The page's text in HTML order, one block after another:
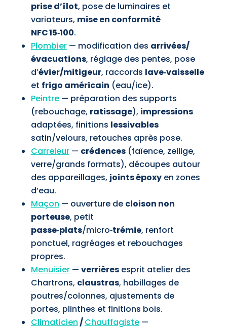
prise d’îlot, pose de luminaires et
variateurs, mise en conformité
NFC 15‑100.
Plombier— modification des arrivées/
évacuations, réglage des pentes, pose
d’évier/mitigeur, raccords lave‑vaisselle
et frigo américain (eau/ice).
Peintre— préparation des supports
(rebouchage, ratissage), impressions
adaptées, finitions lessivables
satin/velours, retouches après pose.
Carreleur— crédences(faïence, zellige,
verre/grands formats), découpes autour
des appareillages, joints époxyen zones
d’eau.
Maçon — ouverture de cloison non
porteuse, petit
passe‑plats/micro‑trémie, renfort
ponctuel, ragréages et rebouchages
propres.
Menuisier— verrièresesprit atelier des
Chartrons, claustras, habillages de
poutres/colonnes, ajustements de
portes, plinthes et finitions bois.
Climaticien/Chauffagiste—